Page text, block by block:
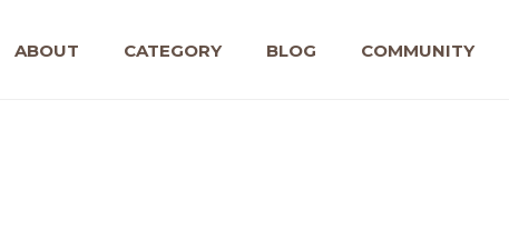
ABOUT CATEGORY BLOG COMMUNITY